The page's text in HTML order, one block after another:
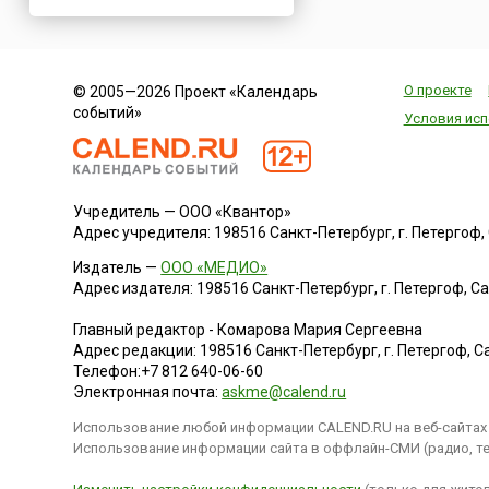
Новая Зеландия
Норвегия
ОАЭ
Оман
Палестина
Панама
Перу
Португалия
Румыния
Саудовская Аравия
© 2005—2026 Проект «Календарь
событий»
О проекте
Условия
Учредитель — ООО «Квантор»
Адрес учредителя: 198516 Санкт-Петербург, г.
Издатель —ООО «МЕДИО»
Адрес издателя: 198516 Санкт-Петербург, г. Петергоф,
Главный редактор - Комарова Мария Сергеевна
Адрес редакции: 198516 Санкт-Петербург, г. Петергоф,
Телефон:+7 812 640-06-60
Электронная почта:askme@calend.ru
Использование любой информации CALEND.RU на веб-
Использование информации сайта в оффлайн-СМИ (радио,